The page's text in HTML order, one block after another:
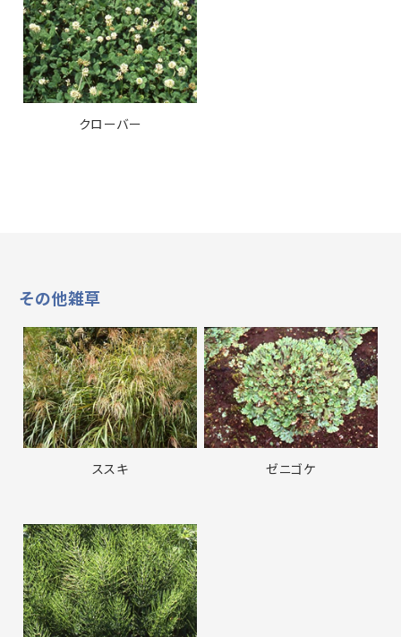
クローバー
その他雑草
ススキ ゼニゴケ